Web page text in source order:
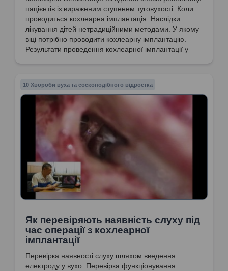
пацієнтів із вираженим ступенем туговухості. Коли
проводиться кохлеарна імплантація. Наслідки
лікування дітей нетрадиційними методами. У якому
віці потрібно проводити кохлеарну імплантацію.
Результати проведення кохлеарної імплантації у
10 Хвороби вуха та соскоподібного відростка
Як перевіряють наявність слуху під
час операції з кохлеарної
імплантації
Перевірка наявності слуху шляхом введення
електроду у вухо. Перевірка функціонування